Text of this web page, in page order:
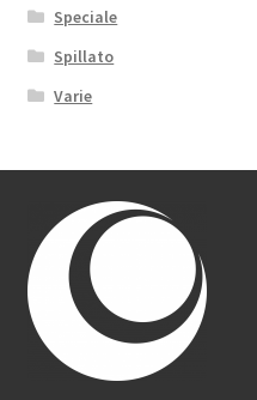
Speciale
Spillato
Varie